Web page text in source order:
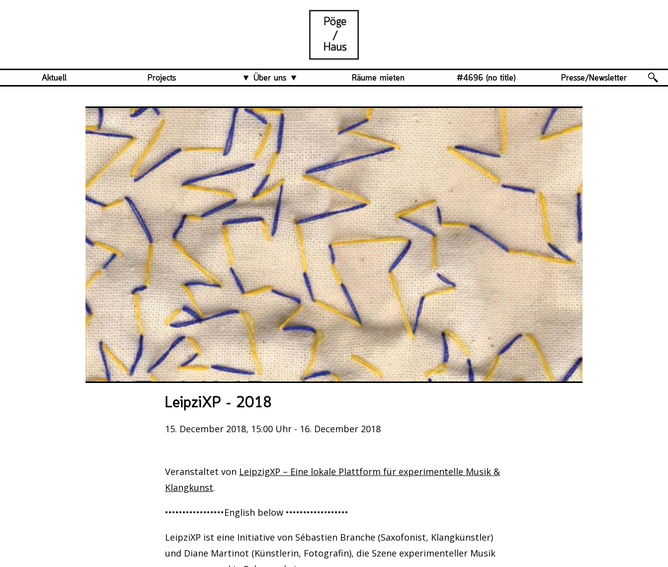
Aktuell Projects
Über uns
Team
Organisation
Mitarbeit
Veranstaltungsrückblick
Kontakt und Anfahrt
Datenschutz
Räume mieten #4696 (no title) Presse/Newsletter
LeipziXP – 2018
15. December 2018, 15:00 Uhr - 16. December 2018
Veranstaltet von LeipzigXP – Eine lokale Plattform für experimentelle Musik &
Klangkunst.
•••••••••••••••••English below ••••••••••••••••••
LeipziXP ist eine Initiative von Sébastien Branche (Saxofonist, Klangkünstler)
und Diane Martinot (Künstlerin, Fotografin), die Szene experimenteller Musik